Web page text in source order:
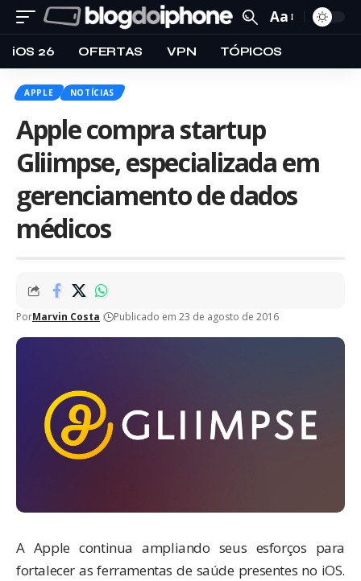
Aa
iOS 26 OFERTAS VPN TÓPICOS
APPLE NOTÍCIAS
Apple compra startup
Gliimpse, especializada em
gerenciamento de dados
médicos
PorMarvin Costa Publicado em 23 de agosto de 2016
A Apple continua ampliando seus esforços para
fortalecer as ferramentas de saúde presentes no iOS.